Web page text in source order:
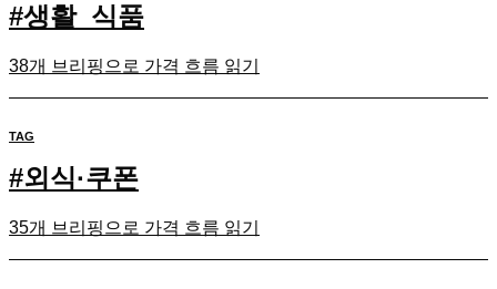
#생활_식품
38개 브리핑으로 가격 흐름 읽기
TAG
#외식·쿠폰
35개 브리핑으로 가격 흐름 읽기